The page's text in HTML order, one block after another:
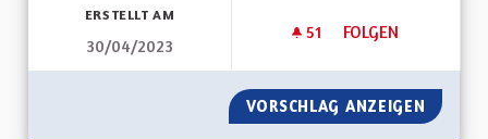
ERSTELLT AM
30/04/2023
51 51 FOLLOWER
FOLGEN
VORSCHLAG ANZEIGEN